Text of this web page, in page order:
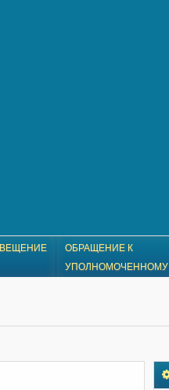
ОБРАЩЕНИЕ К
УПОЛНОМОЧЕННОМУ